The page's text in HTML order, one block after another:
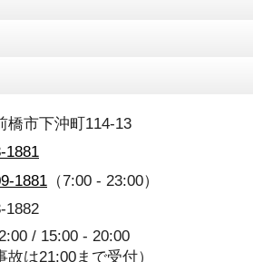
ゃいました！
2020年6月15日
ット
した！
ク代表内定！
2020年5月27日
橋市下沖町114-13
1881
1881 （7:00 - 23:00）
1882
/ 15:00 - 20:00
故は21:00まで受付）